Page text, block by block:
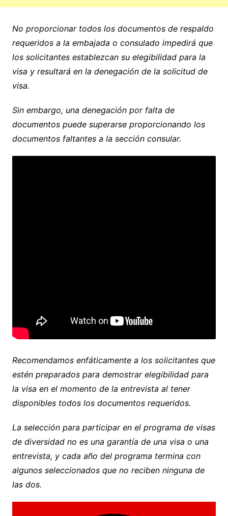
No proporcionar todos los documentos de respaldo
requeridos a la embajada o consulado impedirá que
los solicitantes establezcan su elegibilidad para la
visa y resultará en la denegación de la solicitud de
visa.
Sin embargo, una denegación por falta de
documentos puede superarse proporcionando los
documentos faltantes a la sección consular.
Recomendamos enfáticamente a los solicitantes que
estén preparados para demostrar elegibilidad para
la visa en el momento de la entrevista al tener
disponibles todos los documentos requeridos.
La selección para participar en el programa de visas
de diversidad no es una garantía de una visa o una
entrevista, y cada año del programa termina con
algunos seleccionados que no reciben ninguna de
las dos.